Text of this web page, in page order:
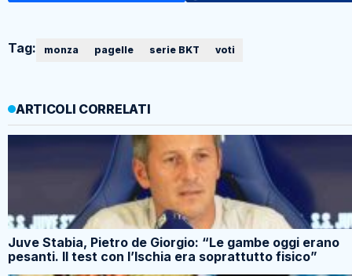
Tag: monza pagelle serie BKT voti
ARTICOLI CORRELATI
Juve Stabia, Pietro de Giorgio: “Le gambe oggi erano
pesanti. Il test con l’Ischia era soprattutto fisico”